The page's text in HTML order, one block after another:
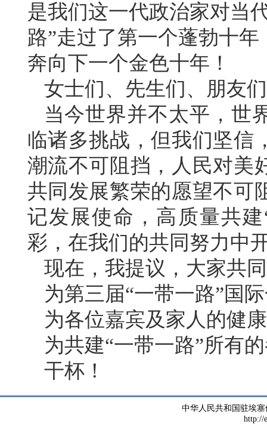
是我们这一代政治家对当
路”走过了第一个蓬勃十
奔向下一个金色十年！
女士们、先生们、朋友
当今世界并不太平，世
临诸多挑战，但我们坚信
潮流不可阻挡，人民对美
共同发展繁荣的愿望不可
记发展使命，高质量共
彩，在我们的共同努力中
现在，我提议，大家共
为第三届“一带一路”国
为各位嘉宾及家人的健
为共建“一带一路”所有
干杯！
中华人民共和国驻埃
http://